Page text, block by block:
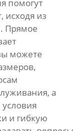
помогут
исходя из
Прямое
можете
а
и гибкую